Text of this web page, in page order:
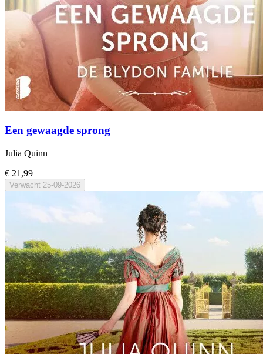
Een gewaagde sprong
Julia Quinn
€ 21,99
Verwacht 25-09-2026